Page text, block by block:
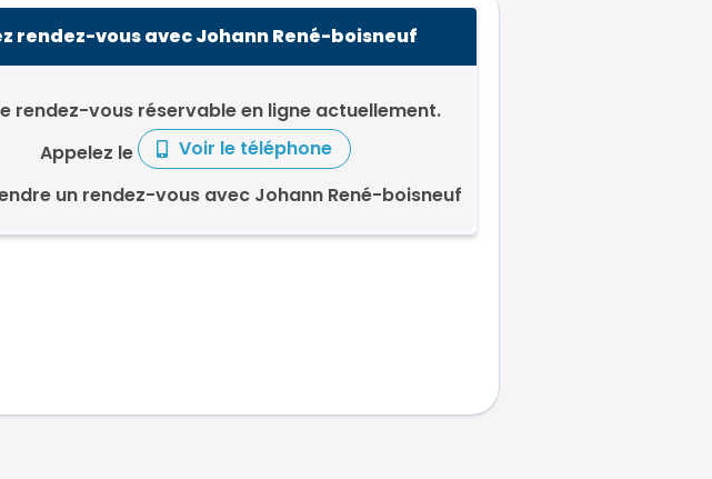
rendez-vous avec Johann René-boisneuf
rendez-vous réservable en ligne actuellement.
Appelez le
Voir le téléphone
un rendez-vous avec Johann René-boisneuf